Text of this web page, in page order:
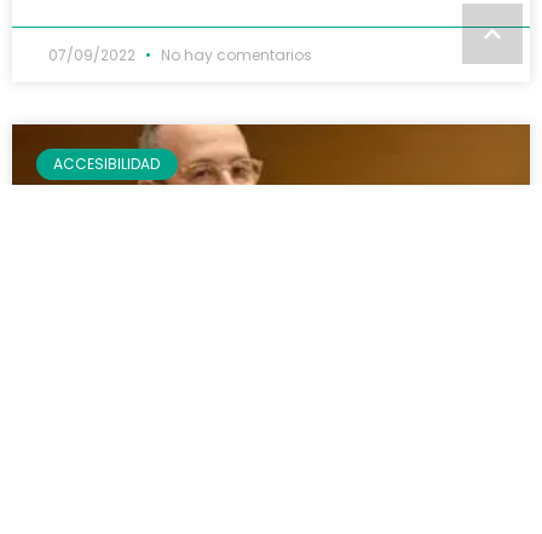
07/09/2022 No hay comentarios
ACCESIBILIDAD